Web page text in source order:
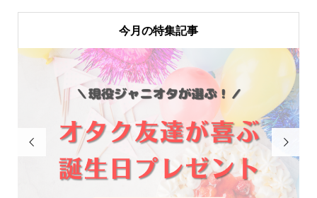
今月の特集記事
 